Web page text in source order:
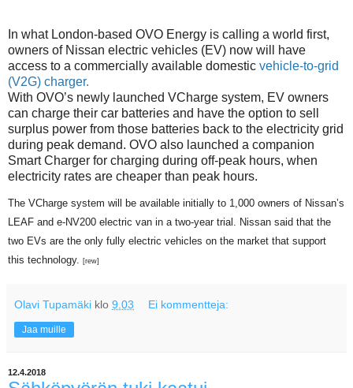
In what London-based OVO Energy is calling a world first,
owners of Nissan electric vehicles (EV) now will have
access to a commercially available domestic vehicle-to-grid
(V2G) charger.
With OVO’s newly launched VCharge system, EV owners
can charge their car batteries and have the option to sell
surplus power from those batteries back to the electricity grid
during peak demand. OVO also launched a companion
Smart Charger for charging during off-peak hours, when
electricity rates are cheaper than peak hours.
The VCharge system will be available initially to 1,000 owners of Nissan’s
LEAF and e-NV200 electric van in a two-year trial. Nissan said that the
two EVs are the only fully electric vehicles on the market that support
this technology.
[rew]
Olavi Tupamäki klo 9.03 Ei kommentteja:
Jaa muille
12.4.2018